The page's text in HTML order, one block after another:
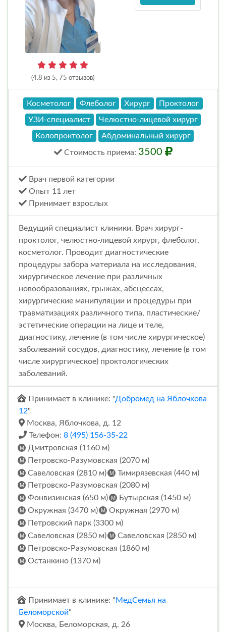
(4.8 из 5, 75 отзывов)
Косметолог Флеболог Хирург
Проктолог
УЗИ-специалист
Челюстно-лицевой хирург
Колопроктолог
Абдоминальный хирург
Стоимость приема: 3500
Врач первой категории
Опыт 11 лет
Принимает взрослых
Ведущий специалист клиники. Врач хирург-
проктолог, челюстно-лицевой хирург, флеболог,
косметолог. Проводит диагностические
процедуры забора материала на исследования,
хирургическое лечение при различных
новообразованиях, грыжах, абсцессах,
хирургические манипуляции и процедуры при
травматизациях различного типа, пластические/
эстетические операции на лице и теле,
диагностику, лечение (в том числе хирургическое)
заболеваний сосудов, диагностику, лечение (в том
числе хирургическое) проктологических
заболеваний.
Принимает в клинике: "Добромед на Яблочкова
12"
Москва, Яблочкова, д. 12
Телефон: 8 (495) 156-35-22
Дмитровская (1160 м)
Петровско-Разумовская (2070 м)
Савеловская (2810 м)
Тимирязевская (440 м)
Петровско-Разумовская (2080 м)
Фонвизинская (650 м)
Бутырская (1450 м)
Окружная (3470 м)
Окружная (2970 м)
Петровский парк (3300 м)
Савеловская (2850 м)
Савеловская (2850 м)
Петровско-Разумовская (1860 м)
Останкино (1370 м)
Принимает в клинике: "МедСемья на
Беломорской"
Москва, Беломорская, д. 26